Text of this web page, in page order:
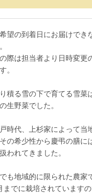
望の到着日にお届けでき
際は担当者より日時変更
。
積る雪の下で育てる雪菜
生野菜でした。
時代、上杉家によって当
の希少性から慶弔の膳に
われてきました。
も地域的に限られた農家
までに栽培されています